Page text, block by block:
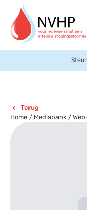
Terug
Home / Mediabank /